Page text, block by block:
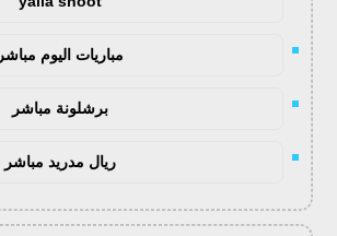
مباريات اليوم مباشر
برشلونة مباشر
ريال مدريد مباشر